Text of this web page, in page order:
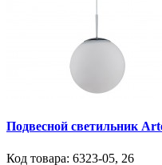
Подвесной светильник
Код товара: 6323-05, 26